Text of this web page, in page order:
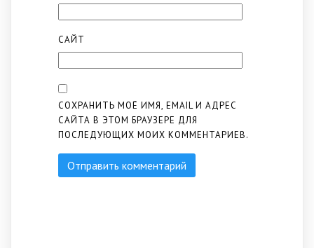
САЙТ
СОХРАНИТЬ МОЁ ИМЯ, EMAIL И АДРЕС
САЙТА В ЭТОМ БРАУЗЕРЕ ДЛЯ
ПОСЛЕДУЮЩИХ МОИХ КОММЕНТАРИЕВ.